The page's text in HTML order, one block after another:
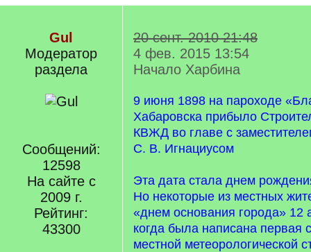
Gul
Модератор
раздела
Сообщений:
12598
На сайте с
2009 г.
Рейтинг:
43300
20 сент. 2010 21:48
4 фев. 2015 13:54
Начало Харбина
9 июня 1898 на пароходе
Хабаровска прибыло
КВЖД во главе с
С. В. Игнациусом
Эта дата стала днем
Но некоторые из местных
«днем основания города» 12
когда была написана первая
местной метеорологической